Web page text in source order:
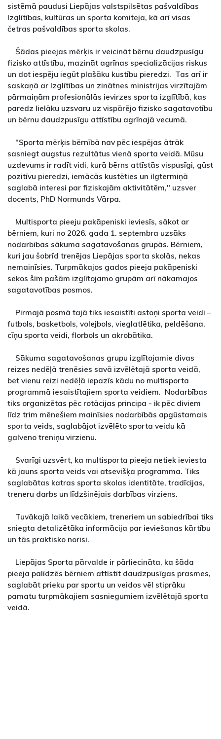
sistēmā paudusi Liepājas valstspilsētas pašvaldības
Izglītības, kultūras un sporta komiteja, kā arī visas
četras pašvaldības sporta skolas.
Šādas pieejas mērķis ir veicināt bērnu daudzpusīgu
fizisko attīstību, mazināt agrīnas specializācijas riskus
un dot iespēju iegūt plašāku kustību pieredzi. Tas arī ir
saskaņā ar Izglītības un zinātnes ministrijas virzītajām
pārmaiņām profesionālās ievirzes sporta izglītībā, kas
paredz lielāku uzsvaru uz vispārējo fizisko sagatavotību
un bērnu daudzpusīgu attīstību agrīnajā vecumā.
"Sporta mērķis bērnībā nav pēc iespējas ātrāk
sasniegt augstus rezultātus vienā sporta veidā. Mūsu
uzdevums ir radīt vidi, kurā bērns attīstās vispusīgi, gūst
pozitīvu pieredzi, iemācās kustēties un ilgtermiņā
saglabā interesi par fiziskajām aktivitātēm," uzsver
docents, PhD Normunds Vārpa.
Multisporta pieeju pakāpeniski ieviesīs, sākot ar
bērniem, kuri no 2026. gada 1. septembra uzsāks
nodarbības sākuma sagatavošanas grupās. Bērniem,
kuri jau šobrīd trenējas Liepājas sporta skolās, nekas
nemainīsies. Turpmākajos gados pieeja pakāpeniski
sekos šīm pašām izglītojamo grupām arī nākamajos
sagatavotības posmos.
Pirmajā posmā tajā tiks iesaistīti astoņi sporta veidi –
futbols, basketbols, volejbols, vieglatlētika, peldēšana,
cīņu sporta veidi, florbols un akrobātika.
Sākuma sagatavošanas grupu izglītojamie divas
reizes nedēļā trenēsies savā izvēlētajā sporta veidā,
bet vienu reizi nedēļā iepazīs kādu no multisporta
programmā iesaistītajiem sporta veidiem. Nodarbības
tiks organizētas pēc rotācijas principa - ik pēc diviem
līdz trim mēnešiem mainīsies nodarbībās apgūstamais
sporta veids, saglabājot izvēlēto sporta veidu kā
galveno treniņu virzienu.
Svarīgi uzsvērt, ka multisporta pieeja netiek ieviesta
kā jauns sporta veids vai atsevišķa programma. Tiks
saglabātas katras sporta skolas identitāte, tradīcijas,
treneru darbs un līdzšinējais darbības virziens.
Tuvākajā laikā vecākiem, treneriem un sabiedrībai tiks
sniegta detalizētāka informācija par ieviešanas kārtību
un tās praktisko norisi.
Liepājas Sporta pārvalde ir pārliecināta, ka šāda
pieeja palīdzēs bērniem attīstīt daudzpusīgas prasmes,
saglabāt prieku par sportu un veidos vēl stiprāku
pamatu turpmākajiem sasniegumiem izvēlētajā sporta
veidā.